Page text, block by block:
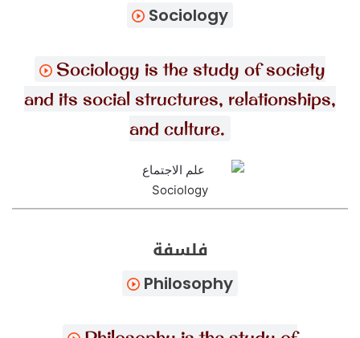
Sociology
Sociology is the study of society
and its social structures, relationships,
and culture.
فلسفة
Philosophy